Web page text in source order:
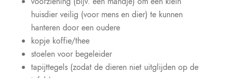
huisdier veilig (voor mens en dier) te kunnen
hanteren door een oudere
kopje koffie/thee
stoelen voor begeleider
tapijttegels (zodat de dieren niet uitglijden op de